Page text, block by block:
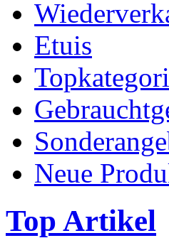
Etuis
Neue
Top Artikel